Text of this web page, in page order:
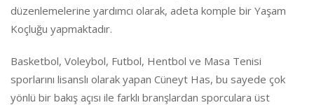
düzenlemelerine yardımcı olarak, adeta komple bir Yaşam
Koçluğu yapmaktadır.
Basketbol, Voleybol, Futbol, Hentbol ve Masa Tenisi
sporlarını lisanslı olarak yapan Cüneyt Has, bu sayede çok
yönlü bir bakış açısı ile farklı branşlardan sporculara üst